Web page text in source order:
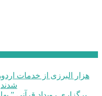
شدند